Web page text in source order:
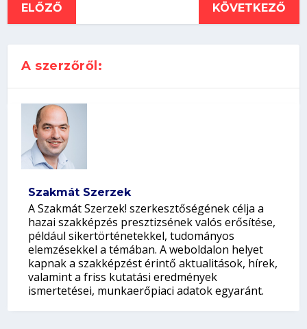
ELŐZŐ KÖVETKEZŐ
A szerzőről:
Szakmát Szerzek
A Szakmát Szerzek! szerkesztőségének célja a
hazai szakképzés presztizsének valós erősítése,
például sikertörténetekkel, tudományos
elemzésekkel a témában. A weboldalon helyet
kapnak a szakképzést érintő aktualitások, hírek,
valamint a friss kutatási eredmények
ismertetései, munkaerőpiaci adatok egyaránt.